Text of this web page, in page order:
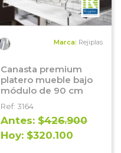
Marca: Rejiplas
Canasta premium
platero mueble bajo
módulo de 90 cm
Ref: 3164
Antes: $426.900
Hoy: $320.100